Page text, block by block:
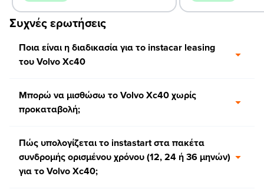
Συχνές ερωτήσεις
Ποια είναι η διαδικασία για το instacar leasing
του Volvo Xc40
Μπορώ να μισθώσω το Volvo Xc40 χωρίς
προκαταβολή;
Πώς υπολογίζεται το instastart στα πακέτα
συνδρομής ορισμένου χρόνου (12, 24 ή 36 μηνών)
για το Volvo Xc40;